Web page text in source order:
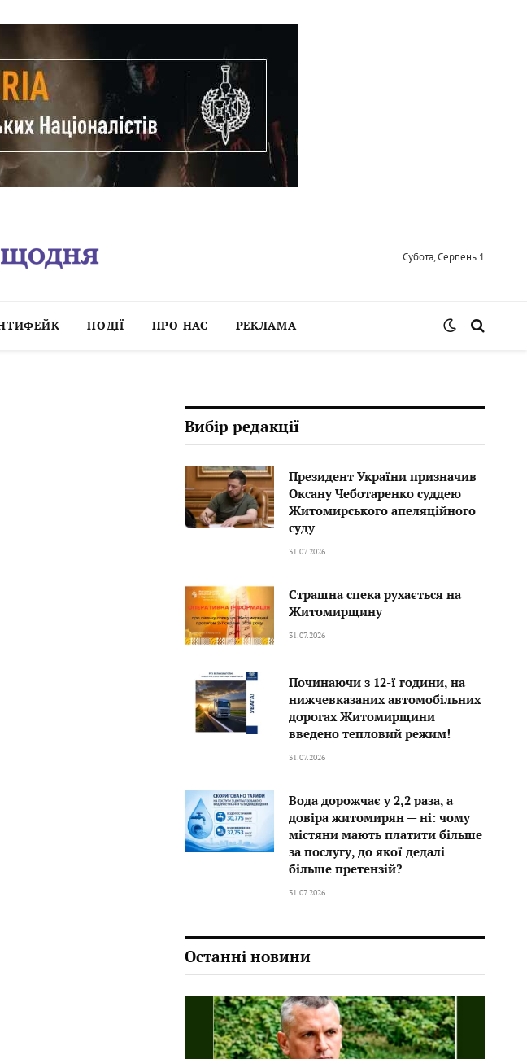
Субота, Серпень 1
ПОДІЇ ПРО НАС РЕКЛАМА
Вибір редакції
Президент України призначив
Оксану Чеботаренко суддею
Житомирського апеляційного
суду
31.07.2026
Страшна спека рухається на
Житомирщину
31.07.2026
Починаючи з 12-ї години, на
нижчевказаних автомобільних
дорогах Житомирщини
введено тепловий режим!
31.07.2026
Вода дорожчає у 2,2 раза, а
довіра житомирян — ні: чому
містяни мають платити більше
за послугу, до якої дедалі
більше претензій?
31.07.2026
Останні новини